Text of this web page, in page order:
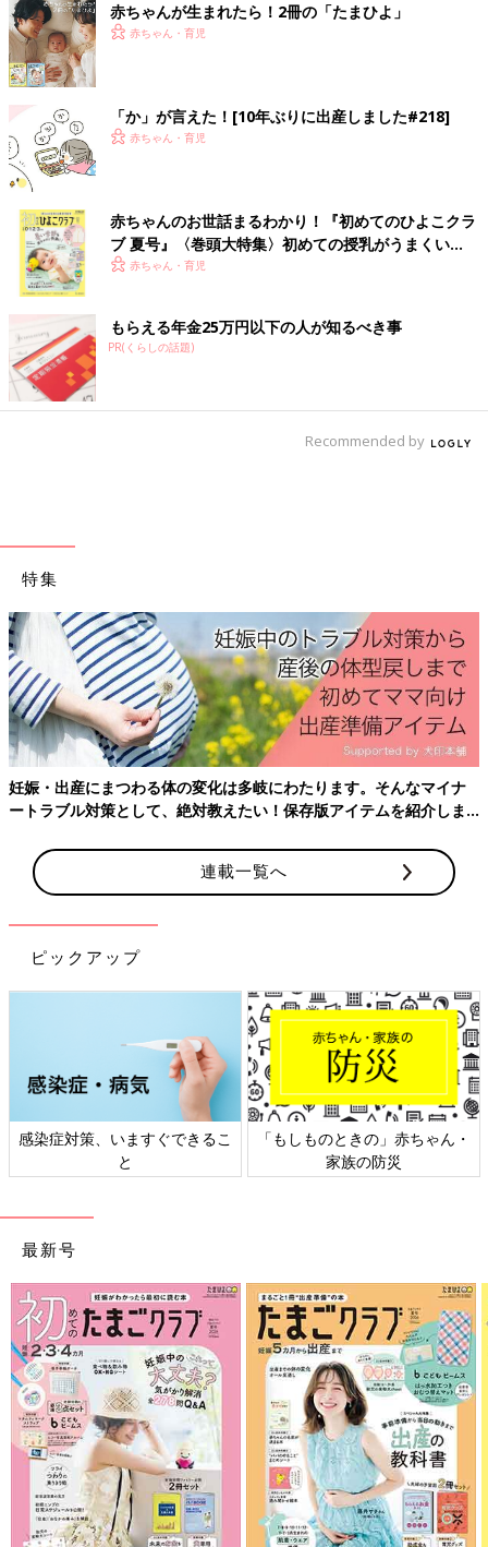
ひらがなを覚えた次女に、かるたを買ってみました～♪
の５枚からスタート！
人も楽しいようで「もっとやりたい！」と乗り気に。
ひらがなの勉強にもなるし、これはいいぞ♪
枚数が増えると探すのも大変になり、「どこ～！？」と少しイラ
イラしたりもしていますが、一生懸命探し出し、獲得した絵札を
嬉しそうに積んでいます。
そして次女の要望で、長女も一緒にかるたをすることになりまし
長女が取ると、泣く！えーっ！！(笑)
終わってから目を開けて探し始めるというルールにしたんです。
次女も一度目に読んだ時点で取れることもあり、なかなか良いハ
ンデだと思ったのですが、甘かった…。
一緒にかるた遊びをしたいけど、でも全部次女自身が取りたいら
しいです(笑)
取られては泣き、取られては泣きを繰り返し、次女に泣かれて心
を痛めた長女は去ってしまいました…。
泣きながら「いっしょに、ぐすっ…、あそぼ！ぐすっ…。もうお
こらないから！」なんて言われても、取りづらいですよね～(笑)
赤ちゃんが生まれたら！2冊の「たまひよ」
赤ちゃん・育児
「か」が言えた！[10年ぶりに出産しました#218]
赤ちゃん・育児
赤ちゃんのお世話まるわかり！『初めてのひよこクラ
ブ 夏号』〈巻頭大特集〉初めての授乳がうまくい
く！ おっぱい・ミルクの基本と夏のトラブル 解決テ
赤ちゃん・育児
もらえる年金25万円以下の人が知るべき事
PR(くらしの話題)
Recommended by
特集
妊娠・出産にまつわる体の変化は多岐にわたります。そんなマイナ
ートラブル対策として、絶対教えたい！保存版アイテムを紹介しま
連載一覧へ
ピックアップ
感染症対策、いますぐできるこ
と
「もしものときの」赤ちゃん・
家族の防災
最新号